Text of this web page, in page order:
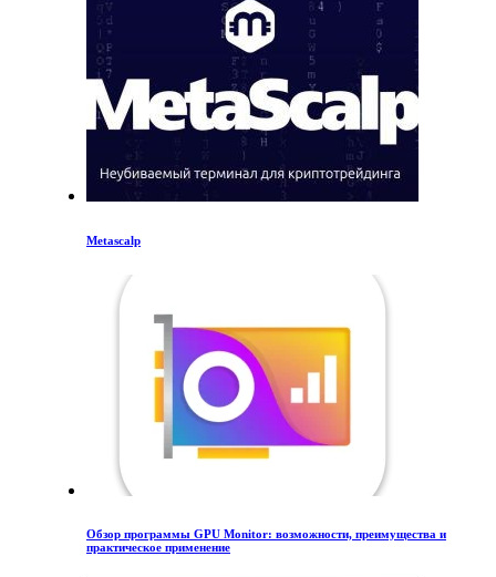
Metascalp
Обзор программы GPU Monitor: возможности, преимущества и
практическое применение